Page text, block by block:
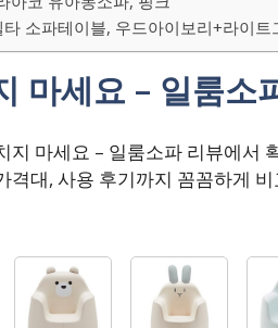
타 소파테이블, 우드아이보리+라이트
마세요 – 일룸소
지 마세요 – 일룸소파 리뷰에서
격대, 사용 후기까지 꼼꼼하게